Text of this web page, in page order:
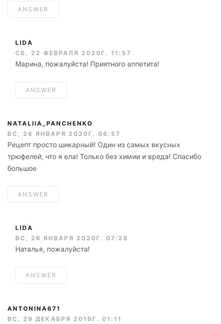
ANSWER
LIDA
СБ, 22 ФЕВРАЛЯ 2020Г. 11:57
Марина, пожалуйста! Приятного аппетита!
ANSWER
NATALIIA_PANCHENKO
ВС, 26 ЯНВАРЯ 2020Г. 06:57
Рецепт просто шикарный! Один из самых вкусных
трюфелей, что я ела! Только без химии и вреда! Спасибо
большое
ANSWER
LIDA
ВС, 26 ЯНВАРЯ 2020Г. 07:28
Наталья, пожалуйста!
ANSWER
ANTONINA671
ВС, 29 ДЕКАБРЯ 2019Г. 01:11